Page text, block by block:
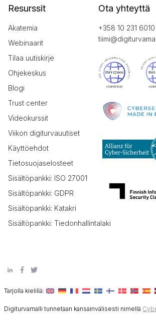
Resurssit
Akatemia
Webinaarit
Tilaa uutiskirje
Ohjekeskus
Blogi
Trust center
Videokurssit
Viikon digiturvauutiset
Käyttöehdot
Tietosuojaselosteet
Sisältöpankki: ISO 27001
Sisältöpankki: GDPR
Sisältöpankki: Katakri
Sisältöpankki: Tiedonhallintalaki
Ota yhteyttä
+358 10 231 6010
Tarjolla kielillä:
Digiturvamalli tunnetaan kansainvälisesti nimellä